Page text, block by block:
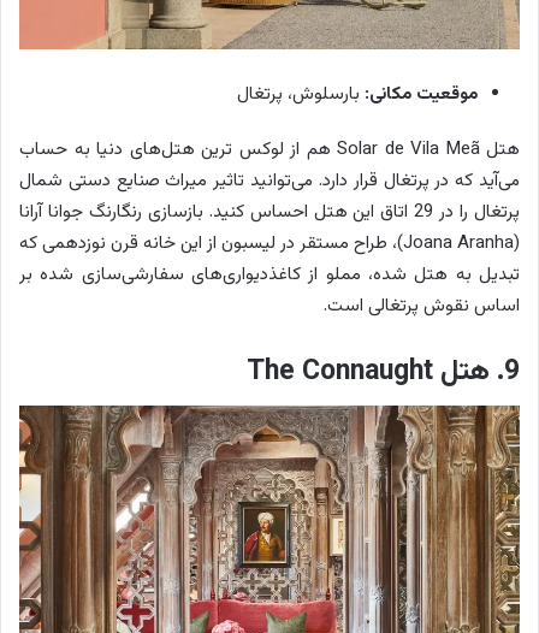
موقعیت مکانی: بارسلوش، پرتغال
هتل Solar de Vila Meã هم از لوکس ترین هتل‌های دنیا به حساب
می‌آید که در پرتغال قرار دارد. می‌توانید تاثیر میراث صنایع دستی شمال
پرتغال را در 29 اتاق این هتل احساس کنید. بازسازی رنگارنگ جوانا آرانا
(Joana Aranha)، طراح مستقر در لیسبون از این خانه قرن نوزدهمی که
تبدیل به هتل شده، مملو از کاغذدیواری‌های سفارشی‌سازی شده بر
اساس نقوش پرتغالی است.
9. هتل The Connaught